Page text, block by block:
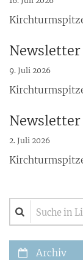
9. Juli 2026
2. Juli 2026
Suche in Liste
Archiv